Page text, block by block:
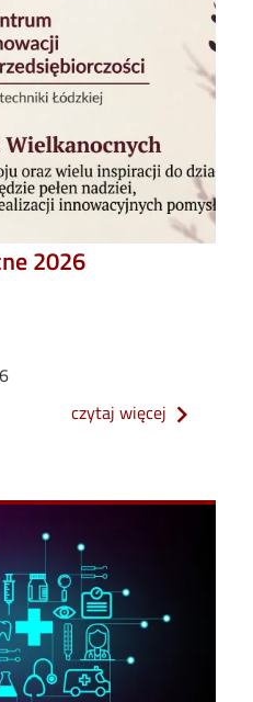
2026
czytaj więcej o